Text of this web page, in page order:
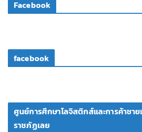
Facebook
facebook
ศูนย์การศึกษาโลจิสติกส์และการค้าชา
ราชภัฏเลย